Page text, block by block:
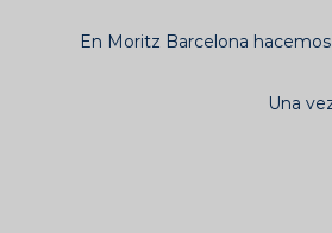
En Moritz Barcelona
Una